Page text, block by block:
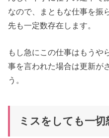
なので、まともな仕事を振
先も一定数存在します。
もし急にこの仕事はもうや
事を言われた場合は更新が
う。
ミスをしても一